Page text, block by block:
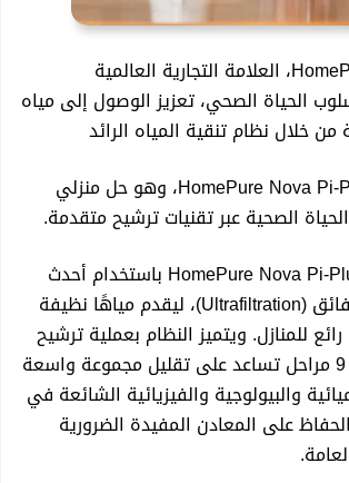
الصحفي هيمن مامند بإطلاق نار وسط
السليمانية
في العالم العربي
حملتها “وعي ضد الابتزاز الإلكتروني”
للوحدة وتغليب السلام والديمقراطية في
تواصل شركة HomePure، العلامة التجارية العالمية
الحياة الصحي، تعزيز الوصول إلى مياه
خلال نظام تنقية المياه الرائد
تقدم الشركة HomePure Nova Pi-Plus، وهو حل منزلي
الصحية عبر تقنيات ترشيح متقدمة.
تم تطوير جهاز HomePure Nova Pi-Plus باستخدام أحدث
تقنيات الترشيح الفائق (Ultrafiltration)، ليقدم مياهًا نظيفة
للمنازل. ويتميز النظام بعملية ترشيح
شاملة مكونة من 9 مراحل تساعد على تقليل مجموعة واسعة
والبيولوجية والفيزيائية الشائعة في
على المعادن المفيدة الضرورية